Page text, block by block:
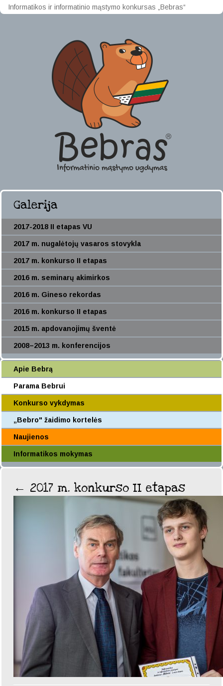
Informatikos ir informatinio mąstymo konkursas „Bebras“
Galerija
2017-2018 II etapas VU
2017 m. nugalėtojų vasaros stovykla
2017 m. konkurso II etapas
2016 m. seminarų akimirkos
2016 m. Gineso rekordas
2016 m. konkurso II etapas
2015 m. apdovanojimų šventė
2008–2013 m. konferencijos
Apie Bebrą
Parama Bebrui
Konkurso vykdymas
„Bebro" žaidimo kortelės
Naujienos
Informatikos mokymas
← 2017 m. konkurso II etapas